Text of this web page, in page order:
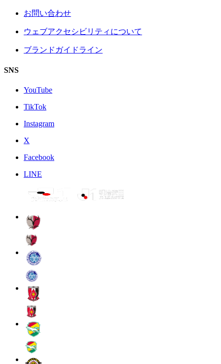
お問い合わせ
ウェブアクセシビリティについて
ブランドガイドライン
SNS
YouTube
TikTok
Instagram
X
Facebook
LINE